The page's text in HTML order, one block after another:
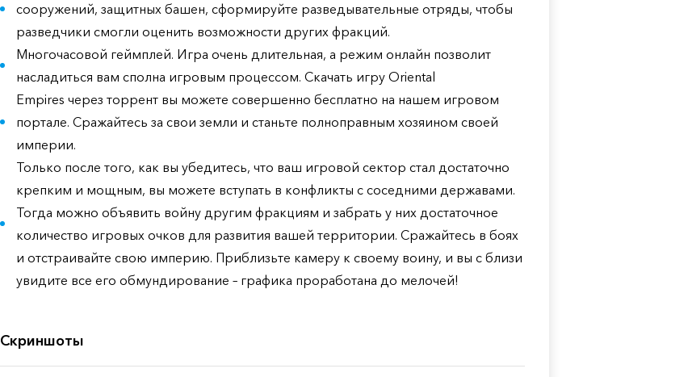
сооружений, защитных башен, сформируйте разведывательные отряды, чтобы
разведчики смогли оценить возможности других фракций.
Многочасовой геймплей. Игра очень длительная, а режим онлайн позволит
насладиться вам сполна игровым процессом. Скачать игру Oriental
Empires через торрент вы можете совершенно бесплатно на нашем игровом
портале. Сражайтесь за свои земли и станьте полноправным хозяином своей
империи.
Только после того, как вы убедитесь, что ваш игровой сектор стал достаточно
крепким и мощным, вы можете вступать в конфликты с соседними державами.
Тогда можно объявить войну другим фракциям и забрать у них достаточное
количество игровых очков для развития вашей территории. Сражайтесь в боях
и отстраивайте свою империю. Приблизьте камеру к своему воину, и вы с близи
увидите все его обмундирование – графика проработана до мелочей!
Скриншоты